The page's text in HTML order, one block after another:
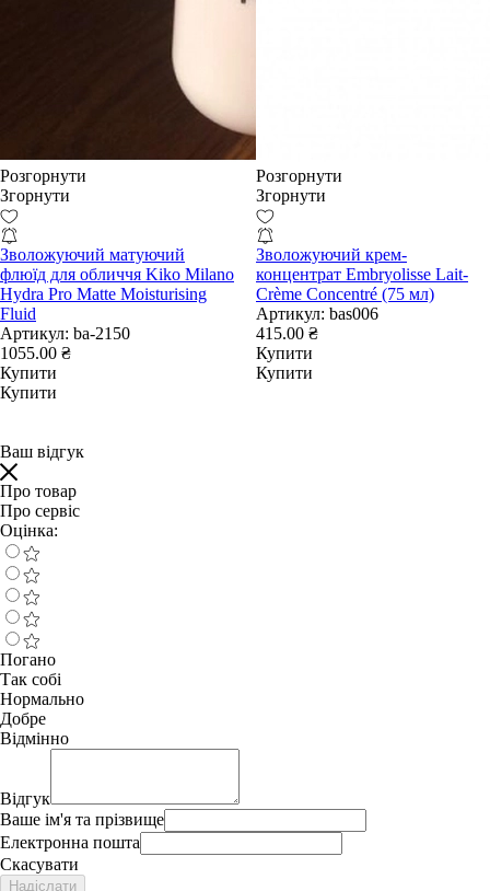
Розгорнути
Згорнути
Зволожуючий матуючий
флюїд для обличчя Kiko Milano
Hydra Pro Matte Moisturising
Fluid
Артикул: ba-2150
1055.00 ₴
Купити
Купити
Розгорнути
Згорнути
Зволожуючий крем-
концентрат Embryolisse Lait-
Crème Concentré (75 мл)
Артикул: bas006
415.00 ₴
Купити
Купити
Ваш відгук
Про товар
Про сервіс
Оцінка:
Погано
Так собі
Нормально
Добре
Відмінно
Відгук
Ваше ім'я та прізвище
Електронна пошта
Скасувати
Надіслати